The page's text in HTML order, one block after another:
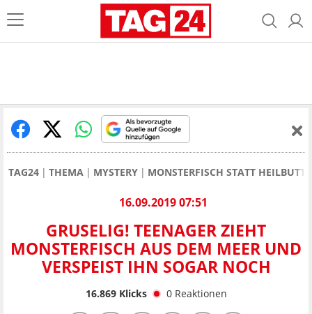
TAG24 THEMA MYSTERY MONSTERFISCH STATT HEILBUTT
16.09.2019 07:51
GRUSELIG! TEENAGER ZIEHT
MONSTERFISCH AUS DEM MEER UND
VERSPEIST IHN SOGAR NOCH
16.869Klicks 0 Reaktionen